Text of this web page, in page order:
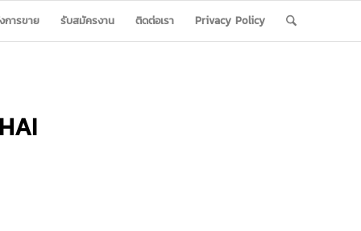
การขาย รับสมัครงาน ติดต่อเรา Privacy Policy